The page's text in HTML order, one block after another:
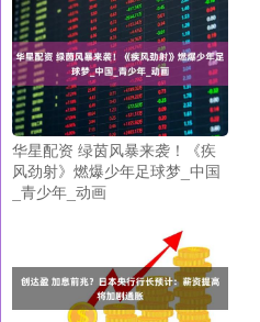
华星配资 绿茵风暴来袭！《疾
风劲射》燃爆少年足球梦_中国
_青少年_动画